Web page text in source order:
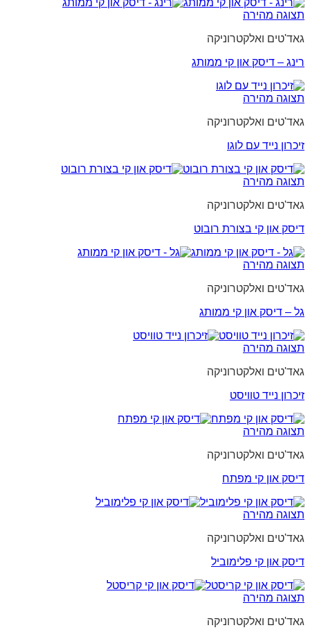
תצוגה מהירה
גאד'טים ואלקטרוניקה
רינג – דיסק און קי ממותג
תצוגה מהירה
גאד'טים ואלקטרוניקה
זיכרון נייד עם לוגו
תצוגה מהירה
גאד'טים ואלקטרוניקה
דיסק און קי בצורת רובוט
תצוגה מהירה
גאד'טים ואלקטרוניקה
גל – דיסק און קי ממותג
תצוגה מהירה
גאד'טים ואלקטרוניקה
זיכרון נייד טוויסט
תצוגה מהירה
גאד'טים ואלקטרוניקה
דיסק און קי מפתח
תצוגה מהירה
גאד'טים ואלקטרוניקה
דיסק און קי פלימוביל
תצוגה מהירה
גאד'טים ואלקטרוניקה